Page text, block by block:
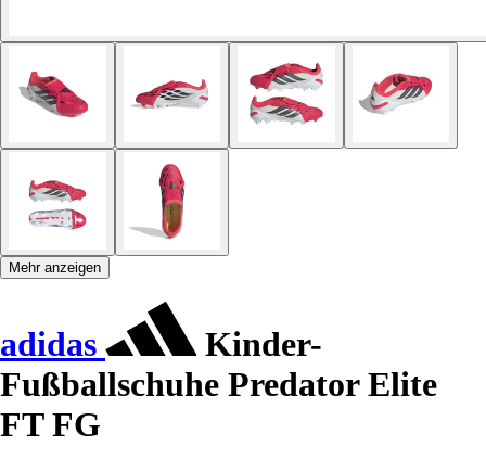
Mehr anzeigen
adidas
Kinder-
Fußballschuhe Predator Elite
FT FG